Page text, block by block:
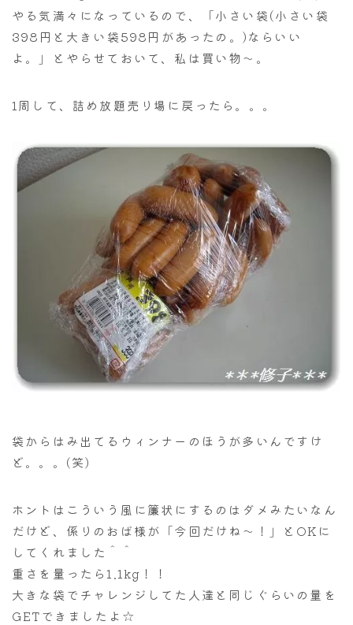
やる気満々になっているので、「小さい袋(小さい袋
398円と大きい袋598円があったの。)ならいい
よ。」とやらせておいて、私は買い物～。
1周して、詰め放題売り場に戻ったら。。。
袋からはみ出てるウィンナーのほうが多いんですけ
ど。。。(笑)
ホントはこういう風に簾状にするのはダメみたいなん
だけど、係りのおば様が「今回だけね～！」とOKに
してくれました＾＾
重さを量ったら1.1kg！！
大きな袋でチャレンジしてた人達と同じぐらいの量を
GETできましたよ☆